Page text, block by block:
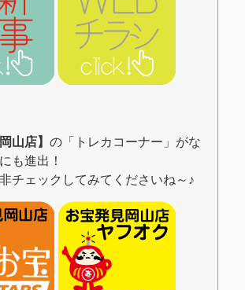
山店】 の「トレカコーナー」がな
も進出！
チェックしてみてくださいね～♪